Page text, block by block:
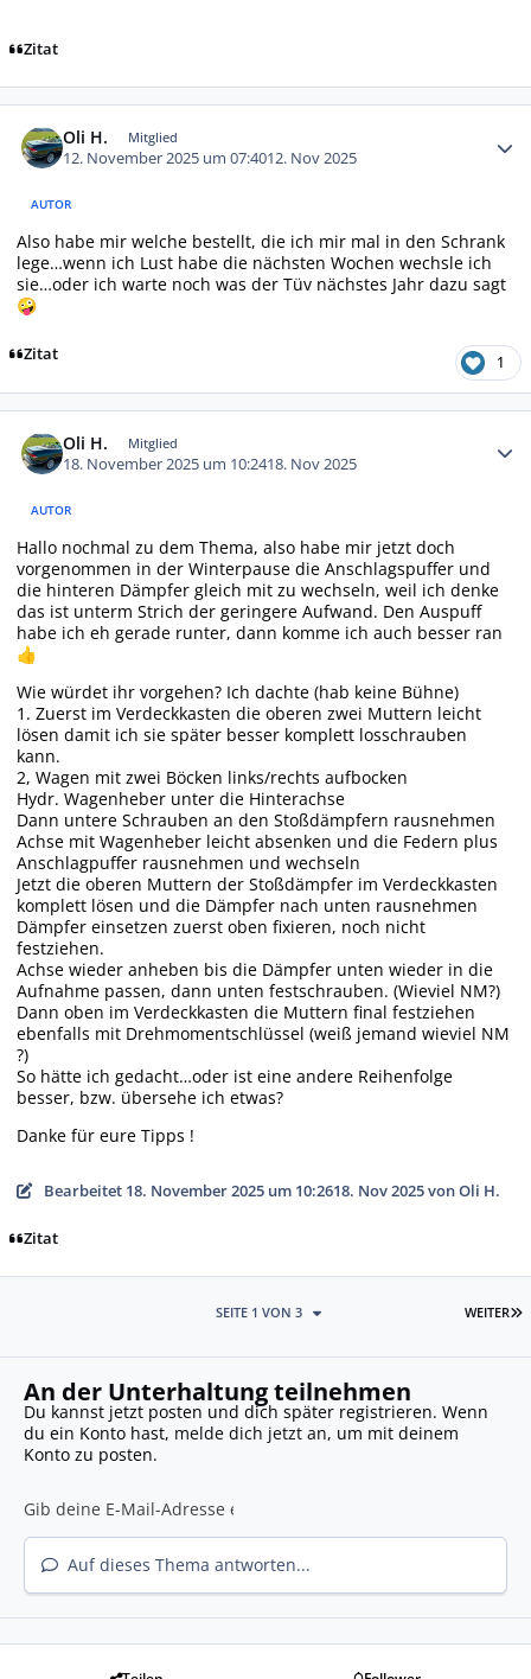
Zitat
Oli H. Mitglied
12. November 2025 um 07:4012. Nov 2025
AUTOR
Also habe mir welche bestellt, die ich mir mal in den Schrank
lege…wenn ich Lust habe die nächsten Wochen wechsle ich
sie…oder ich warte noch was der Tüv nächstes Jahr dazu sagt
🤪
Zitat 1
Oli H. Mitglied
18. November 2025 um 10:2418. Nov 2025
AUTOR
Hallo nochmal zu dem Thema, also habe mir jetzt doch
vorgenommen in der Winterpause die Anschlagspuffer und
die hinteren Dämpfer gleich mit zu wechseln, weil ich denke
das ist unterm Strich der geringere Aufwand. Den Auspuff
habe ich eh gerade runter, dann komme ich auch besser ran
👍
Wie würdet ihr vorgehen? Ich dachte (hab keine Bühne)
1. Zuerst im Verdeckkasten die oberen zwei Muttern leicht
lösen damit ich sie später besser komplett losschrauben
kann.
2, Wagen mit zwei Böcken links/rechts aufbocken
Hydr. Wagenheber unter die Hinterachse
Dann untere Schrauben an den Stoßdämpfern rausnehmen
Achse mit Wagenheber leicht absenken und die Federn plus
Anschlagpuffer rausnehmen und wechseln
Jetzt die oberen Muttern der Stoßdämpfer im Verdeckkasten
komplett lösen und die Dämpfer nach unten rausnehmen
Dämpfer einsetzen zuerst oben fixieren, noch nicht
festziehen.
Achse wieder anheben bis die Dämpfer unten wieder in die
Aufnahme passen, dann unten festschrauben. (Wieviel NM?)
Dann oben im Verdeckkasten die Muttern final festziehen
ebenfalls mit Drehmomentschlüssel (weiß jemand wieviel NM
?)
So hätte ich gedacht…oder ist eine andere Reihenfolge
besser, bzw. übersehe ich etwas?
Danke für eure Tipps !
Bearbeitet 18. November 2025 um 10:2618. Nov 2025von Oli H.
Zitat
WEITER
SEITE 1 VON 3
An der Unterhaltung teilnehmen
Du kannst jetzt posten und dich später registrieren. Wenn
du ein Konto hast, melde dich jetzt an, um mit deinem
Konto zu posten.
Auf dieses Thema antworten...